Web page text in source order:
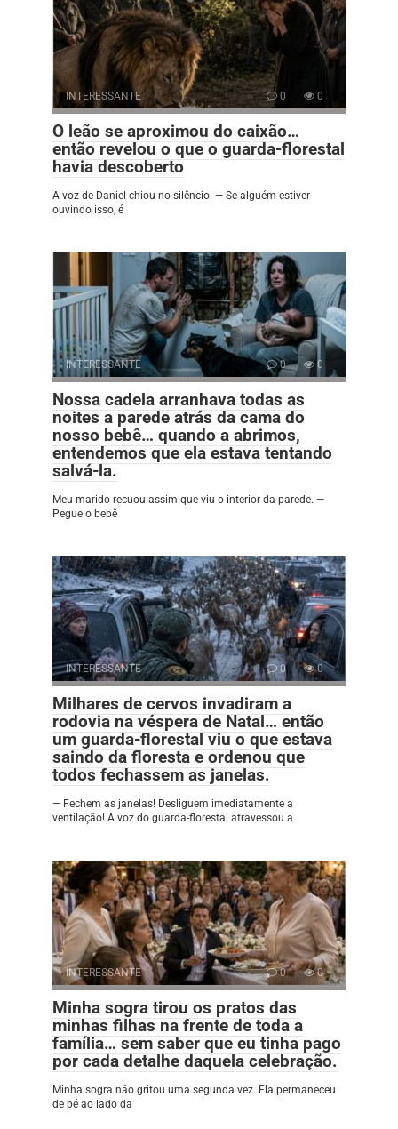
INTERESSANTE 0 0
O leão se aproximou do caixão…
então revelou o que o guarda-florestal
havia descoberto
A voz de Daniel chiou no silêncio. — Se alguém estiver
ouvindo isso, é
INTERESSANTE 0 0
Nossa cadela arranhava todas as
noites a parede atrás da cama do
nosso bebê… quando a abrimos,
entendemos que ela estava tentando
salvá-la.
Meu marido recuou assim que viu o interior da parede. —
Pegue o bebê
INTERESSANTE 0 0
Milhares de cervos invadiram a
rodovia na véspera de Natal… então
um guarda-florestal viu o que estava
saindo da floresta e ordenou que
todos fechassem as janelas.
— Fechem as janelas! Desliguem imediatamente a
ventilação! A voz do guarda-florestal atravessou a
INTERESSANTE 0 0
Minha sogra tirou os pratos das
minhas filhas na frente de toda a
família… sem saber que eu tinha pago
por cada detalhe daquela celebração.
Minha sogra não gritou uma segunda vez. Ela permaneceu
de pé ao lado da